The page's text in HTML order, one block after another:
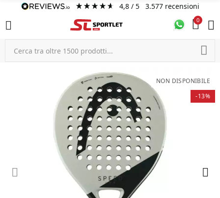
4,8/ 5 3.577 recensioni
0
NON DISPONIBILE
-13%